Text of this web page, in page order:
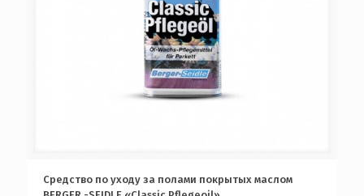
Средство по уходу за полами покрытых маслом